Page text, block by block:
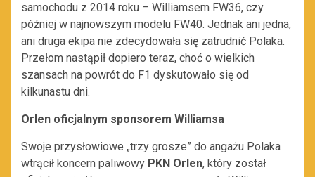
samochodu z 2014 roku – Williamsem FW36, czy
później w najnowszym modelu FW40. Jednak ani jedna,
ani druga ekipa nie zdecydowała się zatrudnić Polaka.
Przełom nastąpił dopiero teraz, choć o wielkich
szansach na powrót do F1 dyskutowało się od
kilkunastu dni.
Orlen oficjalnym sponsorem Williamsa
Swoje przysłowiowe „trzy grosze” do angażu Polaka
wtrącił koncern paliwowy PKN Orlen, który został